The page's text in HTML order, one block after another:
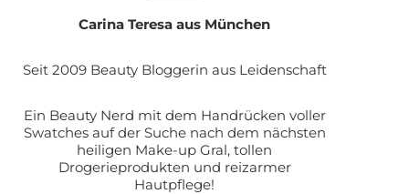
Carina Teresa aus München
Seit 2009 Beauty Bloggerin aus Leidenschaft
Ein Beauty Nerd mit dem Handrücken voller
Swatches auf der Suche nach dem nächsten
heiligen Make-up Gral, tollen
Drogerieprodukten und reizarmer
Hautpflege!